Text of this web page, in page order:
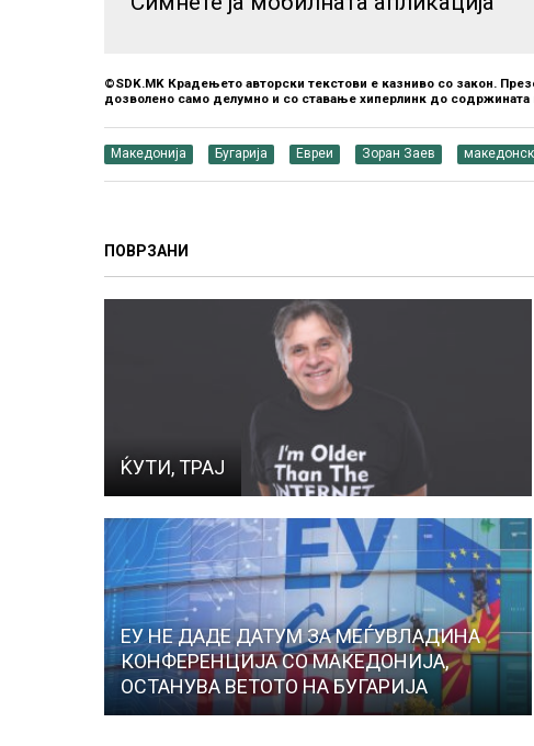
©SDK.MK Крадењето авторски текстови е казниво со закон.
дозволено само делумно и со ставање хиперлинк до содржината
Македонија Бугарија Евреи Зоран Заев
ПОВРЗАНИ
ЌУТИ, ТРАЈ
ЕУ НЕ ДАДЕ ДАТУМ ЗА МЕЃУВЛАДИНА
КОНФЕРЕНЦИЈА СО МАКЕДОНИЈА,
ОСТАНУВА ВЕТОТО НА БУГАРИЈА